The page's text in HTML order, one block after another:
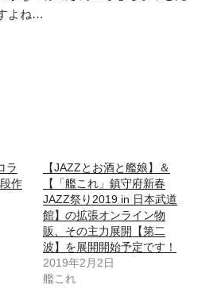
よね…
ラ
作
【JAZZとお酒と艦娘】＆
【「艦これ」鎮守府新春
JAZZ祭り2019 in 日本武道
館】の拡張オンライン物
販、その主力展開【第二
波】を展開開始予定です！
2019年2月2日
艦これ